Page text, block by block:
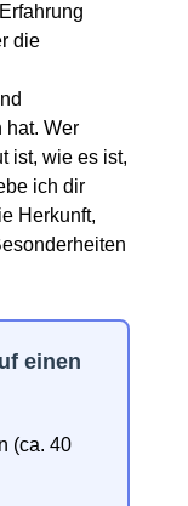
die
hat. Wer
ist, wie es ist,
ich dir
Herkunft,
einen
(ca. 40